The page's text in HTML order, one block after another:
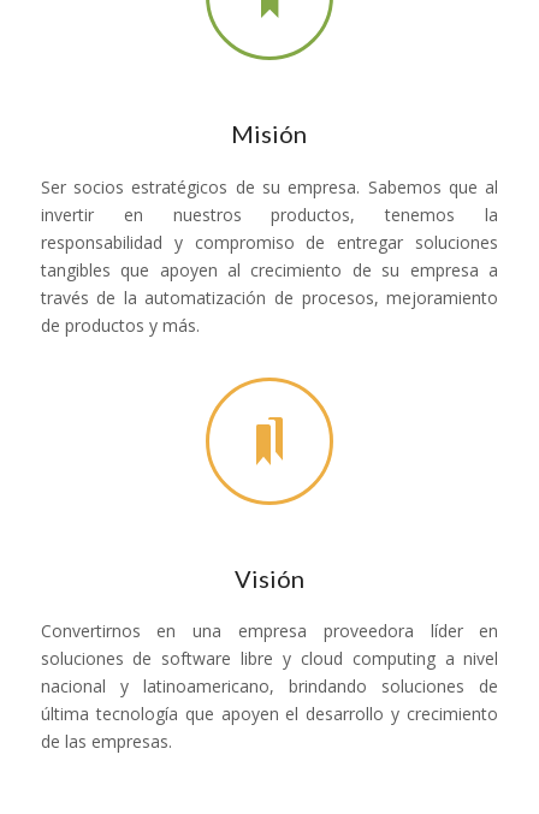
Misión
Ser socios estratégicos de su empresa. Sabemos que al
invertir en nuestros productos, tenemos la
responsabilidad y compromiso de entregar soluciones
tangibles que apoyen al crecimiento de su empresa a
través de la automatización de procesos, mejoramiento
de productos y más.
Visión
Convertirnos en una empresa proveedora líder en
soluciones de software libre y cloud computing a nivel
nacional y latinoamericano, brindando soluciones de
última tecnología que apoyen el desarrollo y crecimiento
de las empresas.